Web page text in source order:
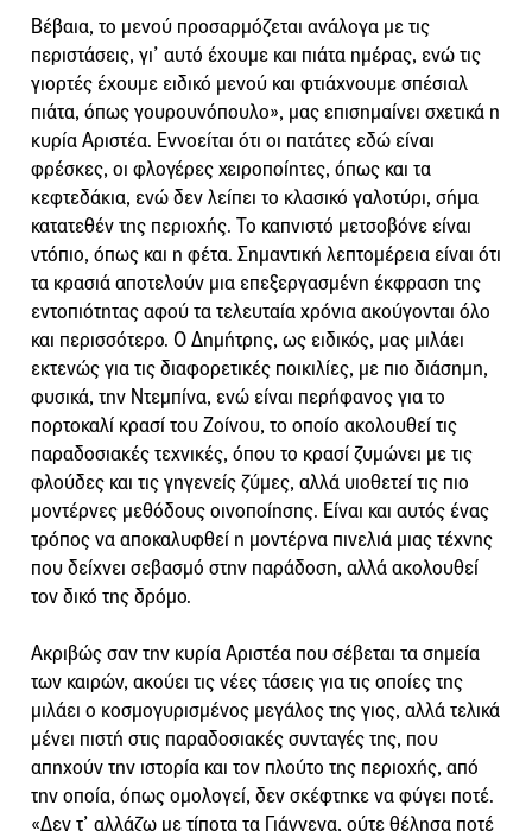
Βέβαια, το μενού προσαρμόζεται ανάλογα με τις
περιστάσεις, γι’ αυτό έχουμε και πιάτα ημέρας, ενώ τις
γιορτές έχουμε ειδικό μενού και φτιάχνουμε σπέσιαλ
πιάτα, όπως γουρουνόπουλο», μας επισημαίνει σχετικά η
κυρία Αριστέα. Εννοείται ότι οι πατάτες εδώ είναι
φρέσκες, οι φλογέρες χειροποίητες, όπως και τα
κεφτεδάκια, ενώ δεν λείπει το κλασικό γαλοτύρι, σήμα
κατατεθέν της περιοχής. Το καπνιστό μετσοβόνε είναι
ντόπιο, όπως και η φέτα. Σημαντική λεπτομέρεια είναι ότι
τα κρασιά αποτελούν μια επεξεργασμένη έκφραση της
εντοπιότητας αφού τα τελευταία χρόνια ακούγονται όλο
και περισσότερο. Ο Δημήτρης, ως ειδικός, μας μιλάει
εκτενώς για τις διαφορετικές ποικιλίες, με πιο διάσημη,
φυσικά, την Ντεμπίνα, ενώ είναι περήφανος για το
πορτοκαλί κρασί του Ζοίνου, το οποίο ακολουθεί τις
παραδοσιακές τεχνικές, όπου το κρασί ζυμώνει με τις
φλούδες και τις γηγενείς ζύμες, αλλά υιοθετεί τις πιο
μοντέρνες μεθόδους οινοποίησης. Είναι και αυτός ένας
τρόπος να αποκαλυφθεί η μοντέρνα πινελιά μιας τέχνης
που δείχνει σεβασμό στην παράδοση, αλλά ακολουθεί
τον δικό της δρόμο.
Ακριβώς σαν την κυρία Αριστέα που σέβεται τα σημεία
των καιρών, ακούει τις νέες τάσεις για τις οποίες της
μιλάει ο κοσμογυρισμένος μεγάλος της γιος, αλλά τελικά
μένει πιστή στις παραδοσιακές συνταγές της, που
απηχούν την ιστορία και τον πλούτο της περιοχής, από
την οποία, όπως ομολογεί, δεν σκέφτηκε να φύγει ποτέ.
«Δεν τ’ αλλάζω με τίποτα τα Γιάννενα, ούτε θέλησα ποτέ